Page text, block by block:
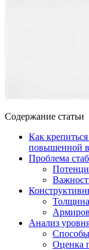
Содержание статьи
Как
повышенной
Проблема
Анализ
Способы
Оценка